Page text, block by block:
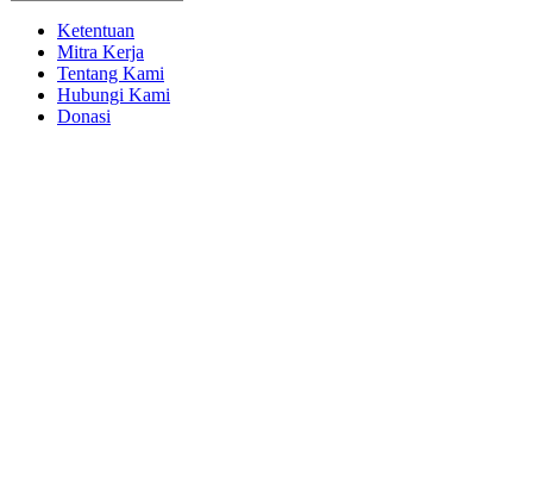
Ketentuan
Mitra Kerja
Tentang Kami
Hubungi Kami
Donasi